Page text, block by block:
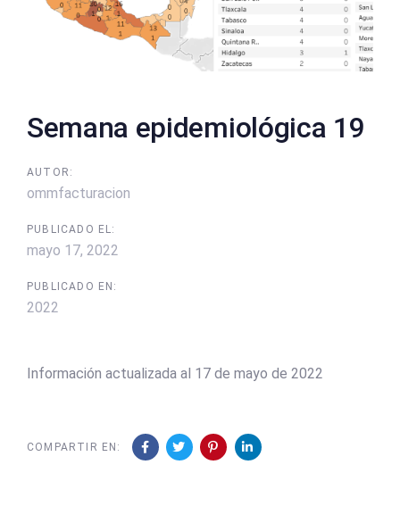
Semana epidemiológica 19
AUTOR:
ommfacturacion
PUBLICADO EL:
mayo 17, 2022
PUBLICADO EN:
2022
Información actualizada al 17 de mayo de 2022
COMPARTIR EN: